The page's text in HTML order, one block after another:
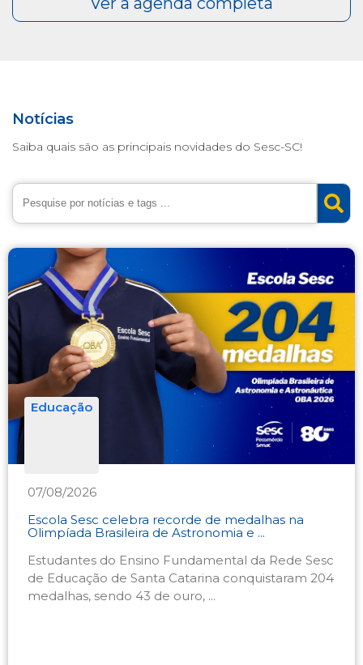
Notícias
Saiba quais são as principais novidades do Sesc-SC!
Educação
07/08/2026
Escola Sesc celebra recorde de medalhas na
Olimpíada Brasileira de Astronomia e ...
Estudantes do Ensino Fundamental da Rede Sesc
de Educação de Santa Catarina conquistaram 204
medalhas, sendo 43 de ouro, ...